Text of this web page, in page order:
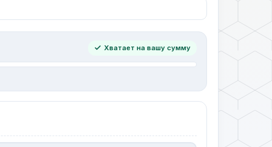
Хватает на вашу сумму